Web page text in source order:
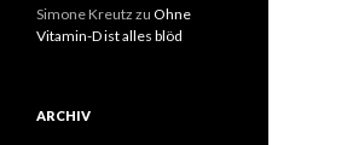
Simone Kreutz zu Ohne
Vitamin-D ist alles blöd
ARCHIV